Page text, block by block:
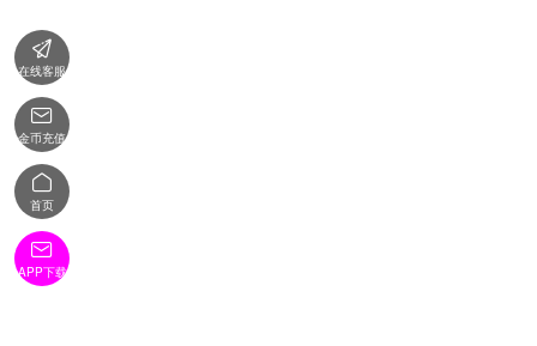

在线客服

金币充值

首页

APP下载